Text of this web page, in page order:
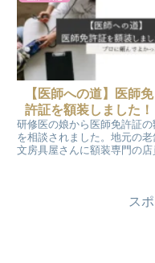
いて、お刺身やらカマやら綺
作ってくれてお掃除まで完
た。手際が良くて、感心する
しきりです。
【医師への道】医師免
許証を額装しました！
研修医の娘から医師免許証の
を相談されました。地元の老
文房具屋さんに額装専門の店
いしまして、受け取ってきま
ス